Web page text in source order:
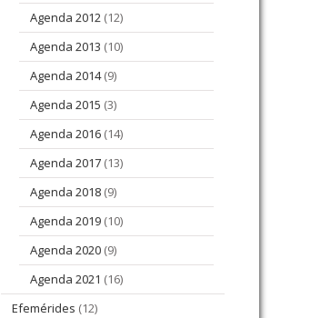
Agenda 2012 (12)
Agenda 2013 (10)
Agenda 2014(9)
Agenda 2015 (3)
Agenda 2016 (14)
Agenda 2017 (13)
Agenda 2018 (9)
Agenda 2019 (10)
Agenda 2020 (9)
Agenda 2021 (16)
Efemérides (12)